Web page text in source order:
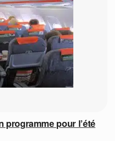
programme pour l’été